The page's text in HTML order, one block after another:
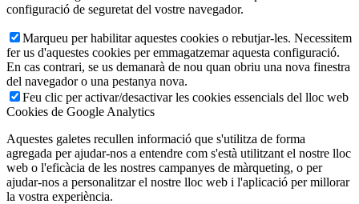
configuració de seguretat del vostre navegador.
Marqueu per habilitar aquestes cookies o rebutjar-les. Necessitem
fer us d'aquestes cookies per emmagatzemar aquesta configuració.
En cas contrari, se us demanarà de nou quan obriu una nova finestra
del navegador o una pestanya nova.
Feu clic per activar/desactivar les cookies essencials del lloc web
Cookies de Google Analytics
Aquestes galetes recullen informació que s'utilitza de forma
agregada per ajudar-nos a entendre com s'està utilitzant el nostre lloc
web o l'eficàcia de les nostres campanyes de màrqueting, o per
ajudar-nos a personalitzar el nostre lloc web i l'aplicació per millorar
la vostra experiència.